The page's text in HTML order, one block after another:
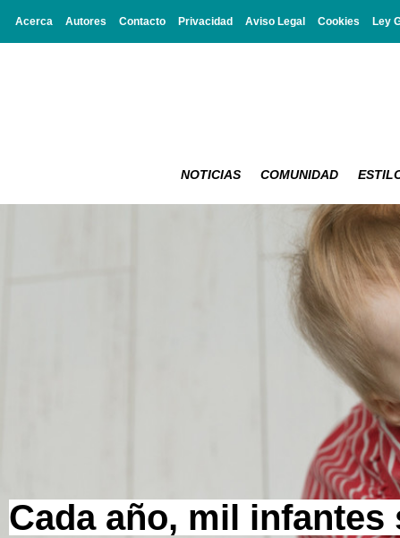
Acerca Autores Contacto Privacidad Aviso Legal Cookies Ley
NOTICIAS COMUNIDAD
Cada año, mil